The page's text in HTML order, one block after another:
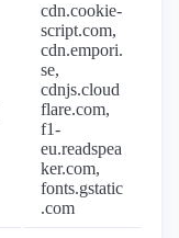
cdn.cookie-
script.com,
cdn.empori.
se,
cdnjs.cloud
flare.com,
f1-
eu.readspea
ker.com,
fonts.gstatic
.com